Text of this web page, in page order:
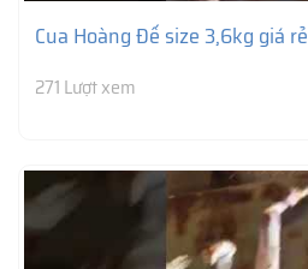
Cua Hoàng Đế size 3,6kg giá rẻ
271 Lượt xem